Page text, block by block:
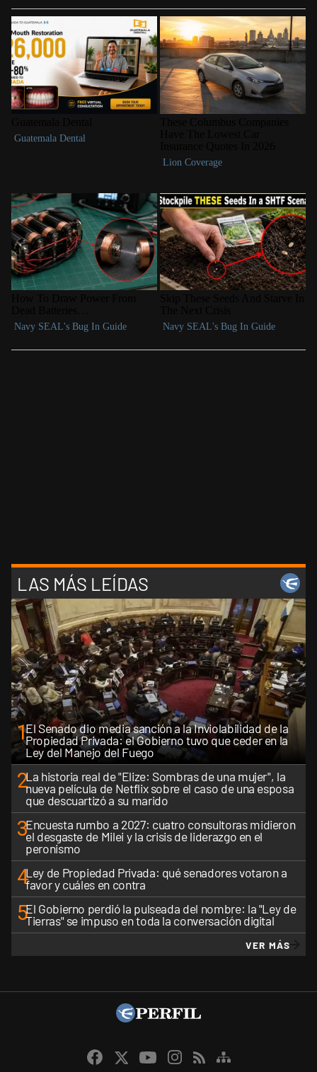
LAS MÁS LEÍDAS
1El Senado dio media sanción a la Inviolabilidad de la
Propiedad Privada: el Gobierno tuvo que ceder en la
Ley del Manejo del Fuego
2La historia real de "Elize: Sombras de una mujer", la
nueva película de Netflix sobre el caso de una esposa
que descuartizó a su marido
3Encuesta rumbo a 2027: cuatro consultoras midieron
el desgaste de Milei y la crisis de liderazgo en el
peronismo
4Ley de Propiedad Privada: qué senadores votaron a
favor y cuáles en contra
5El Gobierno perdió la pulseada del nombre: la "Ley de
Tierras" se impuso en toda la conversación digital
VER MÁS